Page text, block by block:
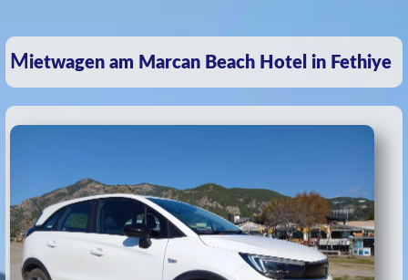
Mietwagen am Marcan Beach Hotel in Fethiye